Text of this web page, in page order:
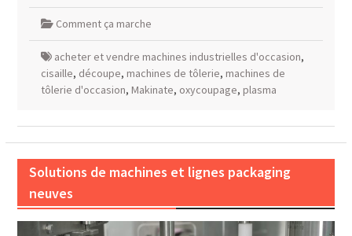
Comment ça marche
acheter et vendre machines industrielles d'occasion,
cisaille, découpe, machines de tôlerie, machines de
tôlerie d'occasion, Makinate, oxycoupage, plasma
Solutions de machines et lignes packaging
neuves